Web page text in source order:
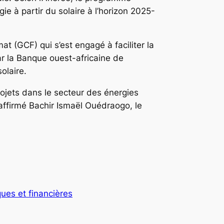
à partir du solaire à l’horizon 2025-
(GCF) qui s’est engagé à faciliter la
la Banque ouest-africaine de
dans le secteur des énergies
Bachir Ismaël Ouédraogo, le
et financières